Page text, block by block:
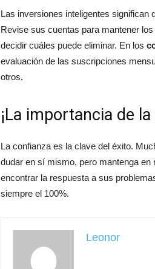
Las inversiones inteligentes significan
Revise sus cuentas para mantener
decidir cuáles puede eliminar. En los
evaluación de las suscripciones
otros.
¡La importancia de
La confianza es la clave del éxito.
dudar en sí mismo, pero mantenga
encontrar la respuesta a sus
siempre el 100%.
Leonor